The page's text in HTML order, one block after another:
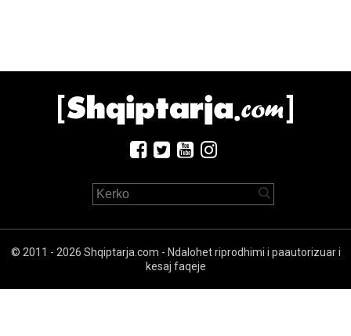
© 2011 - 2026 Shqiptarja.com - Ndalohet riprodhimi i paautorizuar i
kesaj faqeje